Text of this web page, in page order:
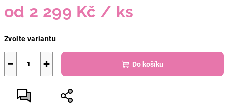
od 2 299 Kč / ks
cena:
Zvolte variantu
+
− Do košíku